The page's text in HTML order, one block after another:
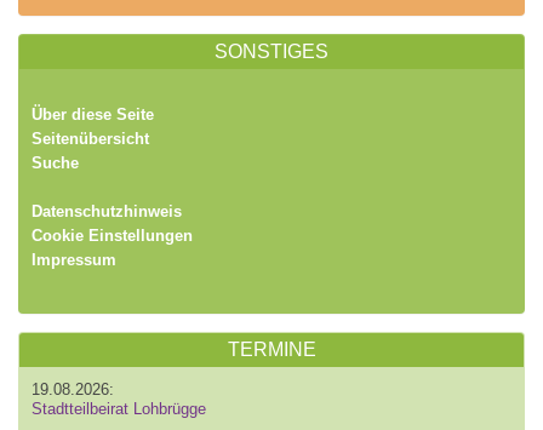
SONSTIGES
Über diese Seite
Seitenübersicht
Suche
Datenschutzhinweis
Cookie Einstellungen
Impressum
TERMINE
19.08.2026:
Stadtteilbeirat Lohbrügge